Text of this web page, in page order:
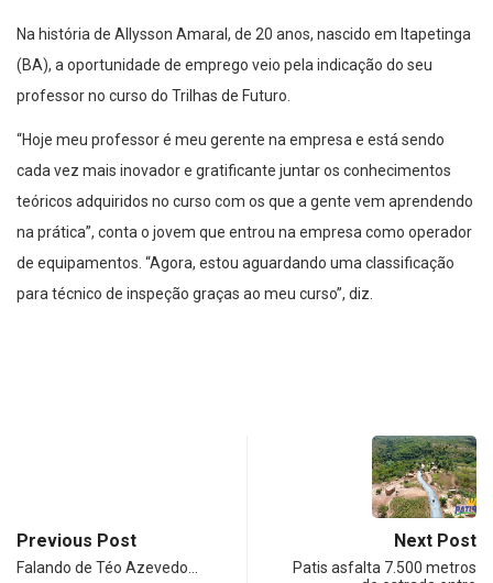
Na história de Allysson Amaral, de 20 anos, nascido em Itapetinga
(BA), a oportunidade de emprego veio pela indicação do seu
professor no curso do Trilhas de Futuro.
“Hoje meu professor é meu gerente na empresa e está sendo
cada vez mais inovador e gratificante juntar os conhecimentos
teóricos adquiridos no curso com os que a gente vem aprendendo
na prática”, conta o jovem que entrou na empresa como operador
de equipamentos. “Agora, estou aguardando uma classificação
para técnico de inspeção graças ao meu curso”, diz.
Previous Post
Falando de Téo Azevedo…
Next Post
Patis asfalta 7.500 metros